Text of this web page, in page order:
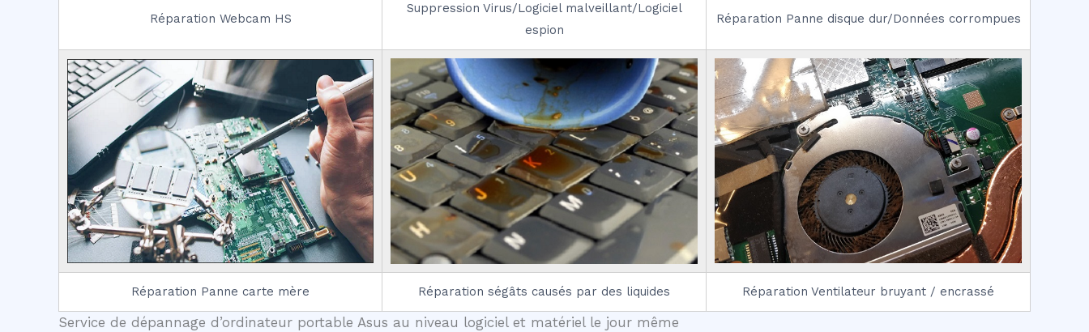
Réparation Webcam HS
Suppression Virus/Logiciel malveillant/Logiciel
espion
Réparation Panne disque dur/Données corrompues
Réparation Panne carte mère Réparation ségâts causés par des liquides Réparation Ventilateur bruyant / encrassé
Service de dépannage d’ordinateur portable Asus au niveau logiciel et matériel le jour même